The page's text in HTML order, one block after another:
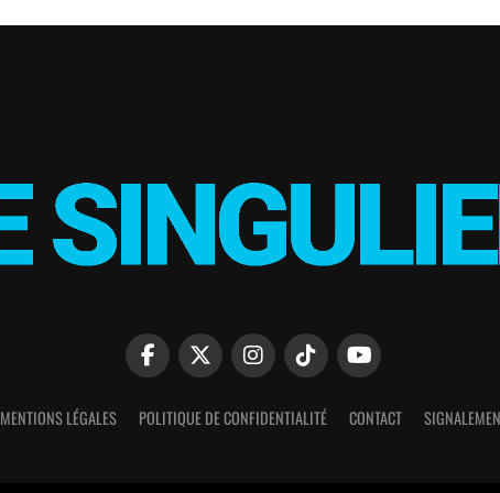
MENTIONS LÉGALES POLITIQUE DE CONFIDENTIALITÉ CONTACT